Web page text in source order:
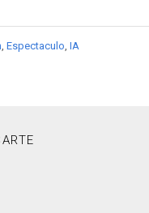
, Espectaculo, IA